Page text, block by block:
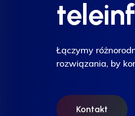
Łączymy
rozwiązania, by
Kontakt
Łączymy
rozwiązania, by
Kontakt
Łączymy
rozwiązania, by
Kontakt